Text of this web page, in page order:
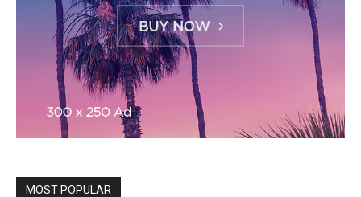
MOST POPULAR